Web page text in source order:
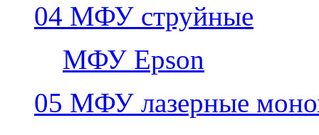
04 МФУ струйные
МФУ Epson
05 МФУ лазерные